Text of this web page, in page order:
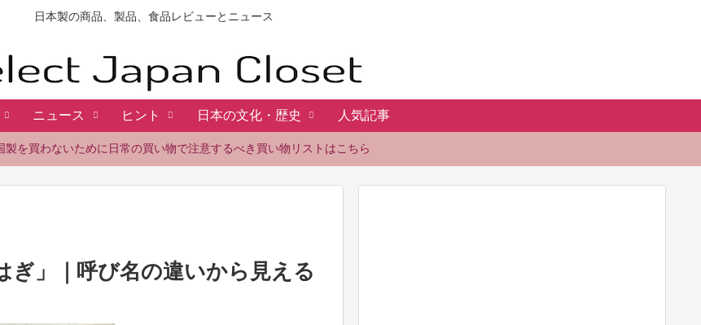
日本製の商品、製品、食品レビューとニュース
ニュース ヒント 日本の文化・歴史 人気記事
製を買わないために日常の買い物で注意するべき買い物リストはこちら
ぎ」｜呼び名の違いから見える